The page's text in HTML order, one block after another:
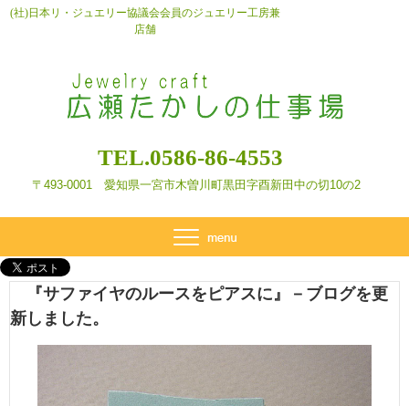
(社)日本リ・ジュエリー協議会会員のジュエリー工房兼
店舗
TEL.0586-86-4553
〒493-0001 愛知県一宮市木曽川町黒田字酉新田 中の切10の2
『サファイヤのルースをピアスに』－ブログを更
新しました。